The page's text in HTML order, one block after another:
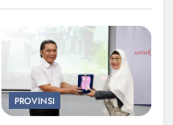
PROVINSI